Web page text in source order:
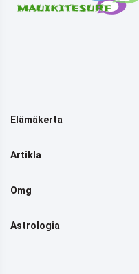
Elämäkerta
Artikla
Omg
Astrologia